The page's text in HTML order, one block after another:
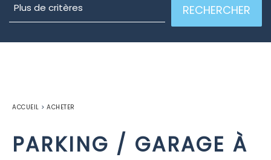
ACCUEIL > ACHETER
PARKING / GARAGE À